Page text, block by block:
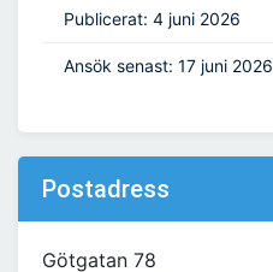
Publicerat: 4 juni 2026
Ansök senast: 17 juni 2026
Postadress
Götgatan 78